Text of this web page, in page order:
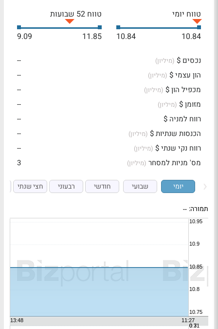
טווח יומי
10.84
10.84
טווח 52 שבועות
11.85
9.09
נכסים $ (מיליון)
--
הון עצמי $ (מיליון)
--
מכפיל הון $ (מיליון)
--
מזומן $ (מיליון)
--
רווח למניה $
--
הכנסות שנתיות $ (מיליון)
--
רווח נקי שנתי $ (מיליון)
--
מס' מניות למסחר (מיליון) 3
יומי שבועי חודשי רבעוני חצי שנתי
תמורה: --